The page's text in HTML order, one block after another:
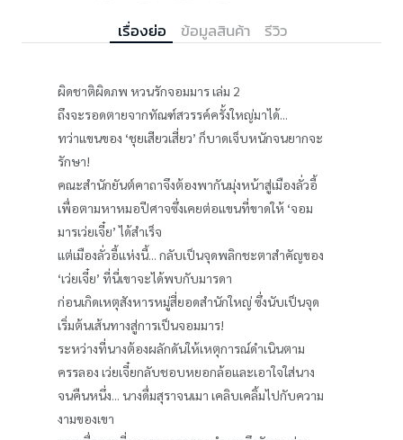
เรื่องย่อ ข้อมูลสินค้า รีวิว
ผิดชาติผิดภพ หวนรักจอมมาร เล่ม 2
ถึงจะรอดตายจากทัณฑ์สวรรค์ครั้งใหญ่มาได้...
ทว่าแขนของ ‘ชุยเสียวเสี่ยว’ ก็บาดเจ็บหนักจนยากจะ
รักษา!
คณะสำนักยันต์คาถาจึงต้องพากันมุ่งหน้าสู่เมืองลั่วอี้
เพื่อตามหาหมอปีศาจซึ่งเคยต่อแขนที่ขาดให้ ‘จอม
มารเว่ยเจี๋ย’ ได้สำเร็จ
แต่เมืองลั่วอี้แห่งนี้... กลับเป็นจุดพลิกชะตาสำคัญของ
‘เว่ยเจี๋ย’ ที่นี่เขาจะได้พบกับมารดา
ก่อนเกิดเหตุสังหารหมู่สี่ยอดสำนักใหญ่ ซึ่งนับเป็นจุด
เริ่มต้นเส้นทางสู่การเป็นจอมมาร!
ระหว่างที่นางต้องผลักดันให้เหตุการณ์ดำเนินตาม
ครรลอง เว่ยเจี๋ยกลับชอบหยอกล้อและเอาใจใส่นาง
จนคืนหนึ่ง... นางดื่มสุราจนเมา เคลิบเคลิ้มไปกับความ
งามของเขา